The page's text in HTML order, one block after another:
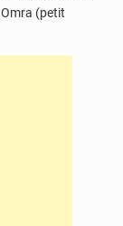
(petit